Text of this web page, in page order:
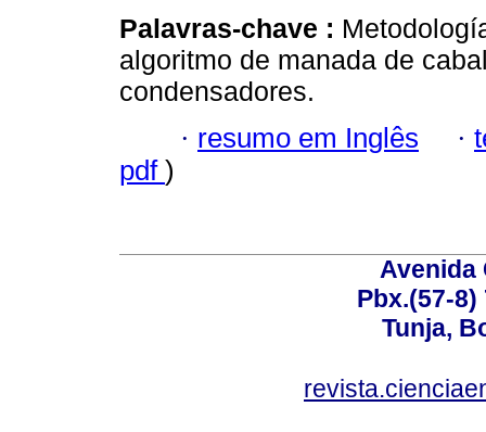
Palavras-chave :
algoritmo de manada de
condensadores.
· resumo em Inglês ·
pdf )
Avenida
Pbx.(57-8)
Tunja,